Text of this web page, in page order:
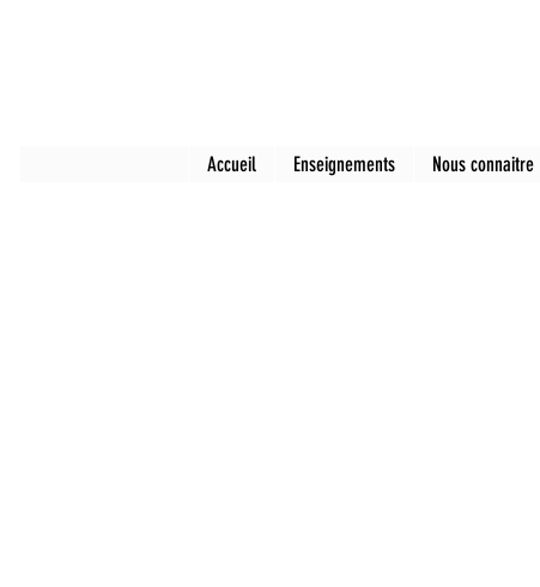
Accueil Enseignements Nous connaitre